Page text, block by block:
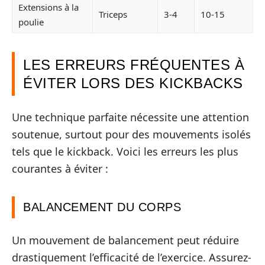
Extensions à la
poulie
Triceps 3-4 10-15
LES ERREURS FRÉQUENTES À
ÉVITER LORS DES KICKBACKS
Une technique parfaite nécessite une attention
soutenue, surtout pour des mouvements isolés
tels que le kickback. Voici les erreurs les plus
courantes à éviter :
BALANCEMENT DU CORPS
Un mouvement de balancement peut réduire
drastiquement l’efficacité de l’exercice. Assurez-